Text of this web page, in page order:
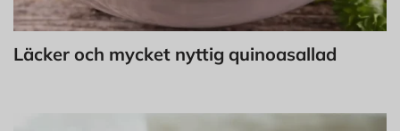
Läcker och mycket nyttig quinoasallad